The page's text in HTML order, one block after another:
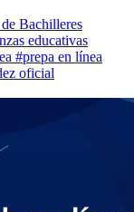
Bachilleres
educativas
#prepa en línea
oficial